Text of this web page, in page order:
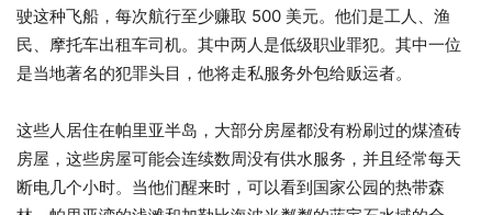
驶这种飞船，每次航行至少赚取 500 美元。他们是工人、渔
民、摩托车出租车司机。其中两人是低级职业罪犯。其中一位
是当地著名的犯罪头目，他将走私服务外包给贩运者。
这些人居住在帕里亚半岛，大部分房屋都没有粉刷过的煤渣砖
房屋，这些房屋可能会连续数周没有供水服务，并且经常每天
断电几个小时。当他们醒来时，可以看到国家公园的热带森